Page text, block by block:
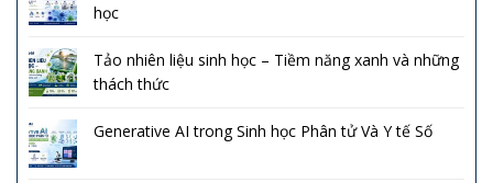
học
Tảo nhiên liệu sinh học – Tiềm năng xanh và những
thách thức
Generative AI trong Sinh học Phân tử Và Y tế Số